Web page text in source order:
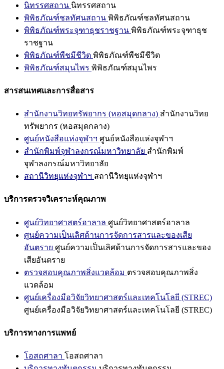
นิทรรศสถาน นิทรรศสถาน
พิพิธภัณฑ์ชลทัศนสถาน พิพิธภัณฑ์ชลทัศนสถาน
พิพิธภัณฑ์พระจุฑาธุชราชฐาน พิพิธภัณฑ์พระจุฑาธุช
ราชฐาน
พิพิธภัณฑ์พืชมีชีวิต พิพิธภัณฑ์พืชมีชีวิต
พิพิธภัณฑ์สมุนไพร พิพิธภัณฑ์สมุนไพร
สารสนเทศและการสื่อสาร
สำนักงานวิทยทรัพยากร (หอสมุดกลาง) สำนักงานวิทย
ทรัพยากร (หอสมุดกลาง)
ศูนย์หนังสือแห่งจุฬาฯ ศูนย์หนังสือแห่งจุฬาฯ
สำนักพิมพ์จุฬาลงกรณ์มหาวิทยาลัย สำนักพิมพ์
จุฬาลงกรณ์มหาวิทยาลัย
สถานีวิทยุแห่งจุฬาฯ สถานีวิทยุแห่งจุฬาฯ
บริการตรวจวิเคราะห์คุณภาพ
ศูนย์วิทยาศาสตร์ฮาลาล ศูนย์วิทยาศาสตร์ฮาลาล
ศูนย์ความเป็นเลิศด้านการจัดการสารและของเสีย
อันตราย ศูนย์ความเป็นเลิศด้านการจัดการสารและของ
เสียอันตราย
ตรวจสอบคุณภาพสิ่งแวดล้อม ตรวจสอบคุณภาพสิ่ง
แวดล้อม
ศูนย์เครื่องมือวิจัยวิทยาศาสตร์และเทคโนโลยี (STREC)
ศูนย์เครื่องมือวิจัยวิทยาศาสตร์และเทคโนโลยี (STREC)
บริการทางการแพทย์
โอสถศาลา โอสถศาลา